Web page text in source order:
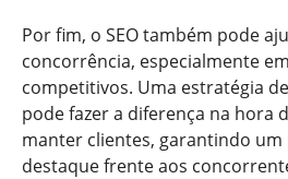
Por fim, o SEO também pode
concorrência, especialmente
competitivos. Uma estratégia
pode fazer a diferença na hora
manter clientes, garantindo
destaque frente aos